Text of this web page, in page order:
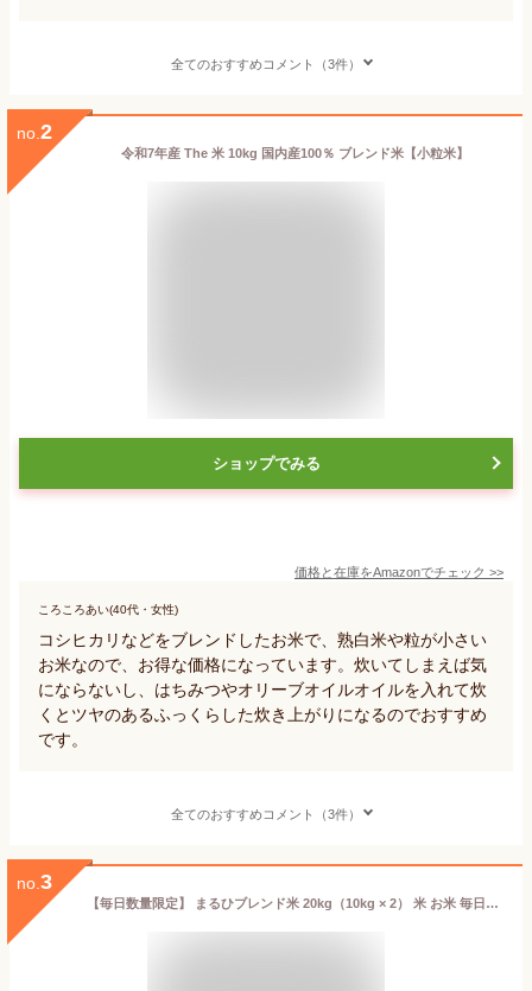
全てのおすすめコメント（3件）
no. 2
令和7年産 The 米 10kg 国内産100％ ブレンド米【小粒米】
ショップでみる
価格と在庫をAmazonでチェック >>
ころころあい(40代・女性)
コシヒカリなどをブレンドしたお米で、熟白米や粒が小さい
お米なので、お得な価格になっています。炊いてしまえば気
にならないし、はちみつやオリーブオイルオイルを入れて炊
くとツヤのあるふっくらした炊き上がりになるのでおすすめ
です。
全てのおすすめコメント（3件）
no. 3
【毎日数量限定】 まるひブレンド米 20kg（10kg × 2） 米 お米 毎日販売あり 数量限定 20kg 送料無料 業務用米 備蓄米 ブレンド米 白米 精米 業務用 20キロ こめ ブレンド米 訳あり米 オリジナル米 コシヒカリ ヒノヒカリ あきたこまち お米のまるひ